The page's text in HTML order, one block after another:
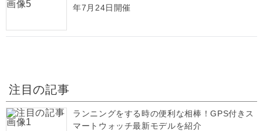
年7月24日開催
注目の記事
ランニングをする時の便利な相棒！GPS付きス
マートウォッチ最新モデルを紹介